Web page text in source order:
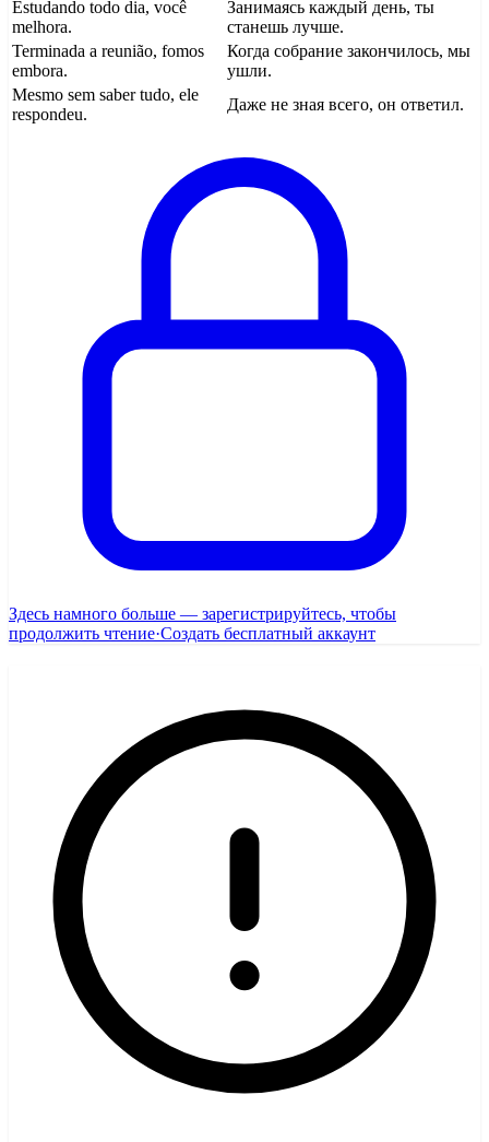
Estudando todo dia, você
melhora.
Занимаясь каждый день, ты
станешь лучше.
Terminada a reunião, fomos
embora.
Когда собрание закончилось, мы
ушли.
Mesmo sem saber tudo, ele
respondeu.
Даже не зная всего, он ответил.
Здесь намного больше — зарегистрируйтесь, чтобы
продолжить чтение·Создать бесплатный аккаунт